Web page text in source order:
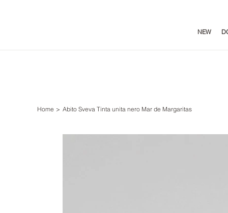
NEW
Home > Abito Sveva Tinta unita nero Mar de Margaritas